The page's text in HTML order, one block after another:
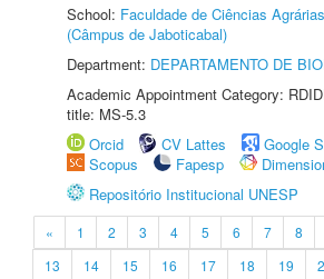
School: Faculdade de Ciências
(Câmpus de Jaboticabal)
Department: DEPARTAMENTO DE
Academic Appointment Category:
title: MS-5.3
Orcid
CV Lattes
Google
Scopus
Fapesp
Repositório Institucional UNESP
« 1 2 3 4 5 6 7 8
13
14 15 16 17 18 19